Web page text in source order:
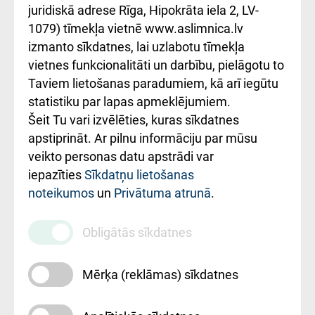
kārtība
Kā pie mums nokļūt
Rēķinu apmaksas
ceļvedis
Rekvizīti un
ārstniecības
iestādes kods
010000234
Maksas
pakalpojumu
cenrādis
Україною
juridiskā adrese Rīga, Hipokrāta iela 2, LV-
1079) tīmekļa vietnē www.aslimnica.lv
izmanto sīkdatnes, lai uzlabotu tīmekļa
vietnes funkcionalitāti un darbību, pielāgotu to
Taviem lietošanas paradumiem, kā arī iegūtu
statistiku par lapas apmeklējumiem.
Šeit Tu vari izvēlēties, kuras sīkdatnes
apstiprināt. Ar pilnu informāciju par mūsu
veikto personas datu apstrādi var
iepazītiesSīkdatņu lietošanas
noteikumos un Privātuma atrunā.
Obligātās sīkdatnes
Mērķa (reklāmas) sīkdatnes